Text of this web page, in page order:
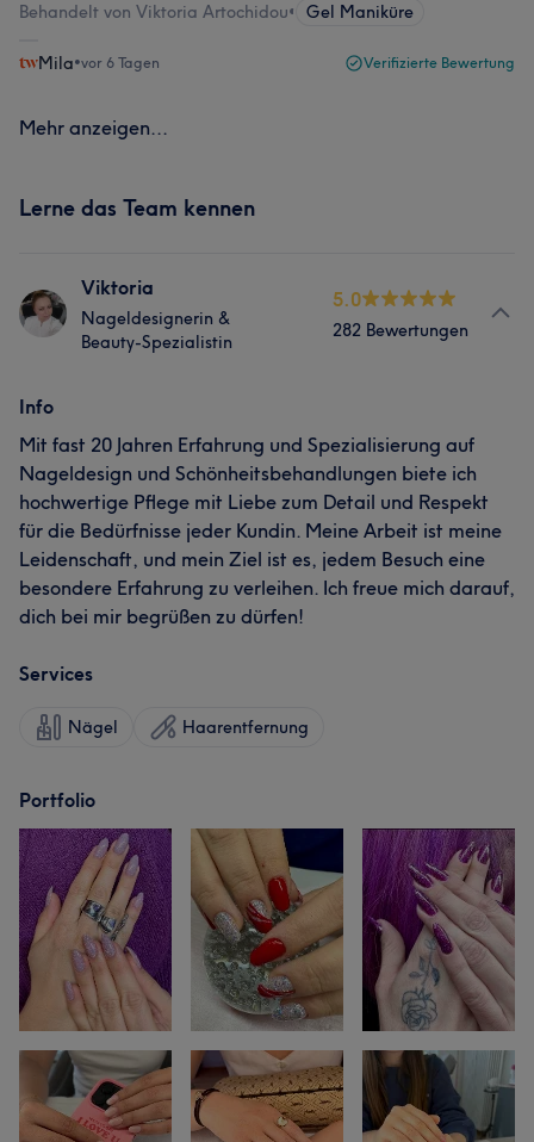
Behandelt von Viktoria Artochidou• Gel Maniküre
Mila•vor 6 Tagen Verifizierte Bewertung
Mehr anzeigen...
Lerne das Team kennen
Viktoria
Nageldesignerin &
Beauty-Spezialistin
5.0
282 Bewertungen
Info
Mit fast 20 Jahren Erfahrung und Spezialisierung auf
Nageldesign und Schönheitsbehandlungen biete ich
hochwertige Pflege mit Liebe zum Detail und Respekt
für die Bedürfnisse jeder Kundin. Meine Arbeit ist meine
Leidenschaft, und mein Ziel ist es, jedem Besuch eine
besondere Erfahrung zu verleihen. Ich freue mich darauf,
dich bei mir begrüßen zu dürfen!
Services
Nägel Haarentfernung
Portfolio